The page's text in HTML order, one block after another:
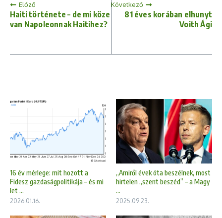
Előző
Haiti története – de mi köze
van Napoleonnak Haitihez?
Következő
81 éves korában elhunyt
Voith Ági
16 év mérlege: mit hozott a
Fidesz gazdaságpolitikája – és mi
let ...
2026.01.16.
„Amiről évek óta beszélnek, most
hirtelen „szent beszéd” – a Magy
...
2025.09.23.